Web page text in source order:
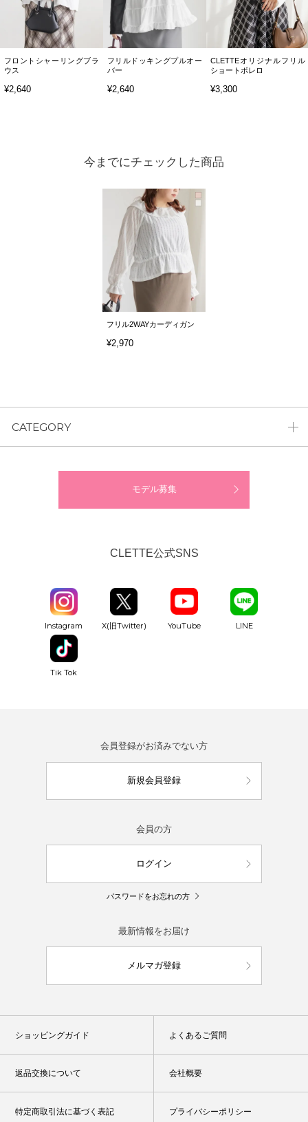
フロントシャーリングブラ
ウス
¥2,640
フリルドッキングプルオー
バー
¥2,640
CLETTEオリジナルフリル
ショートボレロ
¥3,300
今までにチェックした商品
フリル2WAYカーディガン
¥2,970
CATEGORY
モデル募集
CLETTE公式SNS
Instagram X(旧Twitter) YouTube LINE
Tik Tok
会員登録がお済みでない方
新規会員登録
会員の方
ログイン
パスワードをお忘れの方
最新情報をお届け
メルマガ登録
ショッピングガイド よくあるご質問
返品交換について 会社概要
特定商取引法に基づく表記 プライバシーポリシー